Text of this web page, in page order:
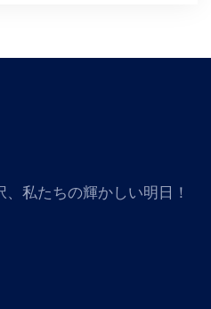
私たちの輝かしい明日！